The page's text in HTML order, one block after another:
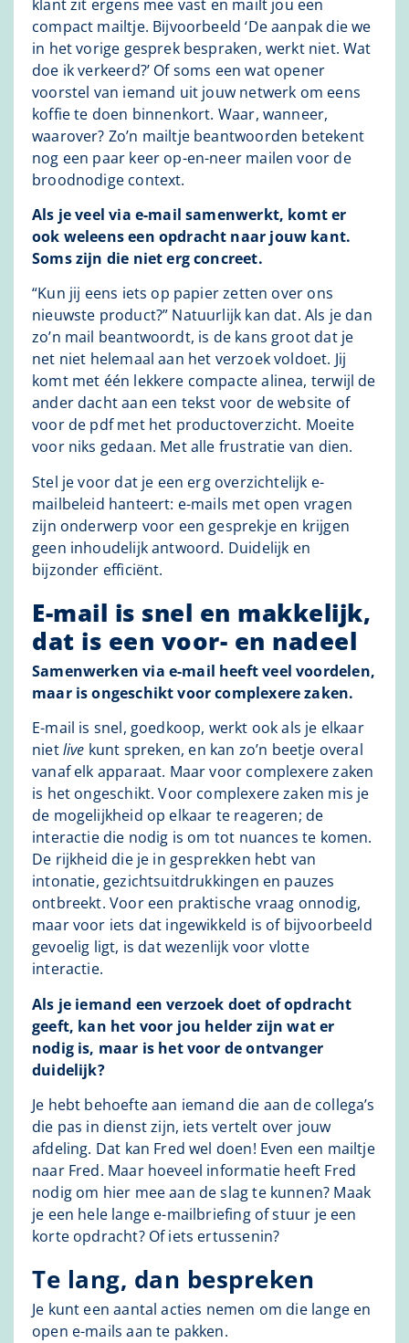
klant zit ergens mee vast en mailt jou een
compact mailtje. Bijvoorbeeld ‘De aanpak die we
in het vorige gesprek bespraken, werkt niet. Wat
doe ik verkeerd?’ Of soms een wat opener
voorstel van iemand uit jouw netwerk om eens
koffie te doen binnenkort. Waar, wanneer,
waarover? Zo’n mailtje beantwoorden betekent
nog een paar keer op-en-neer mailen voor de
broodnodige context.
Als je veel via e-mail samenwerkt, komt er
ook weleens een opdracht naar jouw kant.
Soms zijn die niet erg concreet.
“Kun jij eens iets op papier zetten over ons
nieuwste product?” Natuurlijk kan dat. Als je dan
zo’n mail beantwoordt, is de kans groot dat je
net niet helemaal aan het verzoek voldoet. Jij
komt met één lekkere compacte alinea, terwijl de
ander dacht aan een tekst voor de website of
voor de pdf met het productoverzicht. Moeite
voor niks gedaan. Met alle frustratie van dien.
Stel je voor dat je een erg overzichtelijk e-
mailbeleid hanteert: e-mails met open vragen
zijn onderwerp voor een gesprekje en krijgen
geen inhoudelijk antwoord. Duidelijk en
bijzonder efficiënt.
E-mail is snel en makkelijk,
dat is een voor- en nadeel
Samenwerken via e-mail heeft veel voordelen,
maar is ongeschikt voor complexere zaken.
E-mail is snel, goedkoop, werkt ook als je elkaar
nietlive kunt spreken, en kan zo’n beetje overal
vanaf elk apparaat. Maar voor complexere zaken
is het ongeschikt. Voor complexere zaken mis je
de mogelijkheid op elkaar te reageren; de
interactie die nodig is om tot nuances te komen.
De rijkheid die je in gesprekken hebt van
intonatie, gezichtsuitdrukkingen en pauzes
ontbreekt. Voor een praktische vraag onnodig,
maar voor iets dat ingewikkeld is of bijvoorbeeld
gevoelig ligt, is dat wezenlijk voor vlotte
interactie.
Als je iemand een verzoek doet of opdracht
geeft, kan het voor jou helder zijn wat er
nodig is, maar is het voor de ontvanger
duidelijk?
Je hebt behoefte aan iemand die aan de collega’s
die pas in dienst zijn, iets vertelt over jouw
afdeling. Dat kan Fred wel doen! Even een mailtje
naar Fred. Maar hoeveel informatie heeft Fred
nodig om hier mee aan de slag te kunnen? Maak
je een hele lange e-mailbriefing of stuur je een
korte opdracht? Of iets ertussenin?
Te lang, dan bespreken
Je kunt een aantal acties nemen om die lange en
open e-mails aan te pakken.